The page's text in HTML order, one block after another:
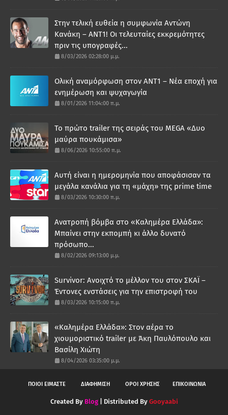
Στην τελική ευθεία η συμφωνία Αντώνη
Κανάκη – ΑΝΤ1! Οι τελευταίες εκκρεμότητες
πριν τις υπογραφές...
8/03/2026 02:28:00 μ.μ.
Ολική αναμόρφωση στον ΑΝΤ1 – Νέα εποχή για
ενημέρωση και ψυχαγωγία
8/01/2026 11:04:00 π.μ.
Το πρώτο trailer της σειράς του MEGA «Δυο
μαύρα πουκάμισα»
8/06/2026 10:55:00 π.μ.
Αυτή είναι η ημερομηνία που αποφάσισαν τα
μεγάλα κανάλια για τη «μάχη» της prime time
8/03/2026 10:30:00 π.μ.
Ανατροπή βόμβα στο «Καλημέρα Ελλάδα»:
Μπαίνει στην εκπομπή κι άλλο δυνατό
πρόσωπο...
8/02/2026 09:13:00 μ.μ.
Survivor: Ανοιχτό το μέλλον του στον ΣΚΑΪ –
Έντονες ενστάσεις για την επιστροφή του
8/03/2026 10:15:00 π.μ.
«Καλημέρα Ελλάδα»: Στον αέρα το
χιουμοριστικό trailer με Άκη Παυλόπουλο και
Βασίλη Χιώτη
8/04/2026 03:35:00 μ.μ.
ΠΟΙΟΙ ΕΙΜΑΣΤΕ ΔΙΑΦΗΜΙΣΗ ΟΡΟΙ ΧΡΗΣΗΣ ΕΠΙΚΟΙΝΩΝΙΑ
Created By Blog| Distributed By Gooyaabi